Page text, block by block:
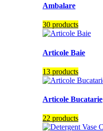
Ambalare
30 products
Articole Baie
13 products
Articole Bucatarie
22 products